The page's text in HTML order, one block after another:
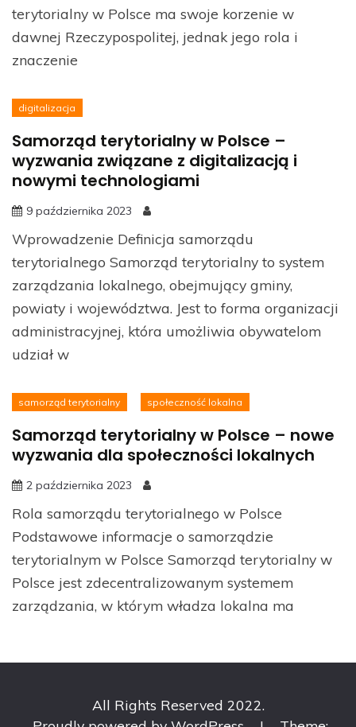
terytorialny w Polsce ma swoje korzenie w
dawnej Rzeczypospolitej, jednak jego rola i
znaczenie
digitalizacja
Samorząd terytorialny w Polsce –
wyzwania związane z digitalizacją i
nowymi technologiami
9 października 2023
Wprowadzenie Definicja samorządu
terytorialnego Samorząd terytorialny to system
zarządzania lokalnego, obejmujący gminy,
powiaty i województwa. Jest to forma organizacji
administracyjnej, która umożliwia obywatelom
udział w
samorząd terytorialny społeczność lokalna
Samorząd terytorialny w Polsce – nowe
wyzwania dla społeczności lokalnych
2 października 2023
Rola samorządu terytorialnego w Polsce
Podstawowe informacje o samorządzie
terytorialnym w Polsce Samorząd terytorialny w
Polsce jest zdecentralizowanym systemem
zarządzania, w którym władza lokalna ma
All Rights Reserved 2022.